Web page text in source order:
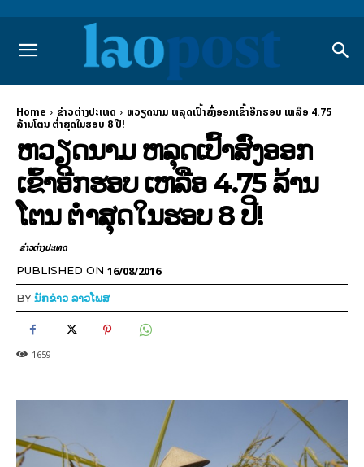
Home ຂ່າວຕ່າງປະເທດ
ຫວຽດນາມ ຫລຸດເປົ້າສົ່ງອອກເຂົ້າອີກຮອບ ເຫລືອ 4.75
ລ້ານໂຕນ ຕ່ຳສຸດໃນຮອບ 8 ປີ!
ຫວຽດນາມ ຫລຸດເປົ້າສົ່ງອອກ
ເຂົ້າອີກຮອບ ເຫລືອ 4.75 ລ້ານ
ໂຕນ ຕ່ຳສຸດໃນຮອບ 8 ປີ!
ຂ່າວຕ່າງປະເທດ
PUBLISHED ON 16/08/2016
BYນັກຂ່າວ ລາວໂພສ
1659